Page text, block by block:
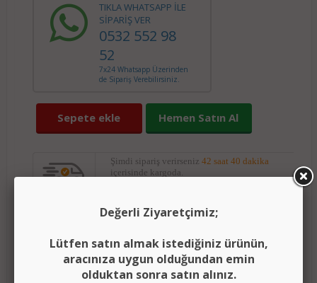
TIKLA WHATSAPP İLE
SİPARİŞ VER
0532 552 98
52
7x24 Whatsapp Üzerinden
de Sipariş Verebilirsiniz.
Sepete ekle Hemen Satın Al
Şimdi sipariş verirseniz 42 saat 40 dakika
içerisinde kargoda.
(0)
Ürünü karşılaştırma listeme ekle(Karşılaştır)
Değerli Ziyaretçimiz;
Lütfen satın almak istediğiniz ürünün,
aracınıza uygun olduğundan emin
olduktan sonra satın alınız.